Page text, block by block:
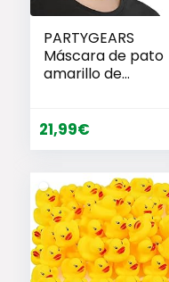
PARTYGEARS
Máscara de pato
amarillo de
de cabeza
completa para
cosplay, máscara
de disfraz
21,99€